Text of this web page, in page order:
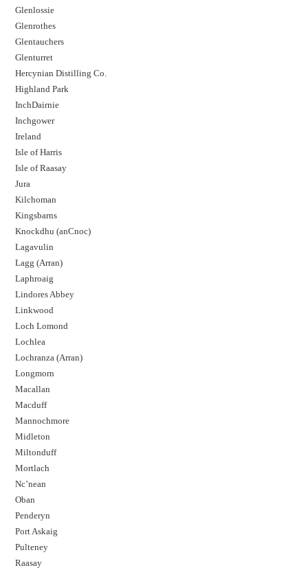
Glenlossie
Glenrothes
Glentauchers
Glenturret
Hercynian Distilling Co.
Highland Park
InchDairnie
Inchgower
Ireland
Isle of Harris
Isle of Raasay
Jura
Kilchoman
Kingsbarns
Knockdhu (anCnoc)
Lagavulin
Lagg (Arran)
Laphroaig
Lindores Abbey
Linkwood
Loch Lomond
Lochlea
Lochranza (Arran)
Longmorn
Macallan
Macduff
Mannochmore
Midleton
Miltonduff
Mortlach
Nc’nean
Oban
Penderyn
Port Askaig
Pulteney
Raasay